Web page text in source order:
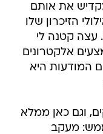
את אותם
הזיכרון שלו
עצה קטנה לי
אלקטרונים
המודעות היא
וגם כאן ממלא
ממש: מעקב